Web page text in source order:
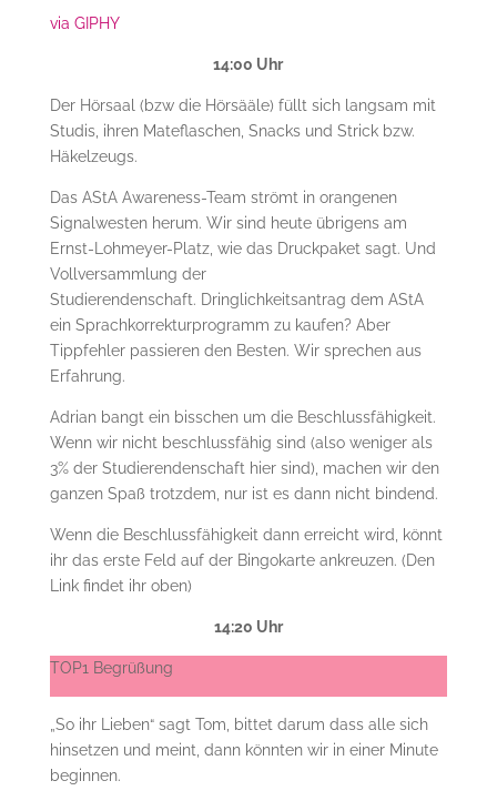
via GIPHY
14:00 Uhr
Der Hörsaal (bzw die Hörsääle) füllt sich langsam mit
Studis, ihren Mateflaschen, Snacks und Strick bzw.
Häkelzeugs.
Das AStA Awareness-Team strömt in orangenen
Signalwesten herum. Wir sind heute übrigens am
Ernst-Lohmeyer-Platz, wie das Druckpaket sagt. Und
Vollversammlung der
Studierendenschaft. Dringlichkeitsantrag dem AStA
ein Sprachkorrekturprogramm zu kaufen? Aber
Tippfehler passieren den Besten. Wir sprechen aus
Erfahrung.
Adrian bangt ein bisschen um die Beschlussfähigkeit.
Wenn wir nicht beschlussfähig sind (also weniger als
3% der Studierendenschaft hier sind), machen wir den
ganzen Spaß trotzdem, nur ist es dann nicht bindend.
Wenn die Beschlussfähigkeit dann erreicht wird, könnt
ihr das erste Feld auf der Bingokarte ankreuzen. (Den
Link findet ihr oben)
14:20 Uhr
TOP1 Begrüßung
„So ihr Lieben“ sagt Tom, bittet darum dass alle sich
hinsetzen und meint, dann könnten wir in einer Minute
beginnen.